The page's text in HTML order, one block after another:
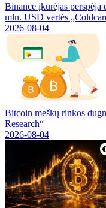
Binance įkūrėjas perspėja
mln. USD vertės
2026-08-04
Bitcoin meškų rinkos
Research“
2026-08-04